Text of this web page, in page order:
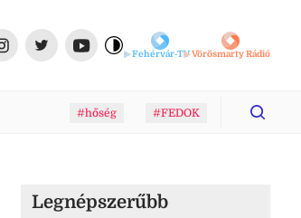
Fehérvár-TVVörösmarty Rádió
#hőség #FEDOK
Legnépszerűbb